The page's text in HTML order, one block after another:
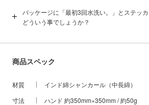
パッケージに「最初3回水洗い。」とステッ
どういう事でしょうか？
て、タオルを使い始める時には、最初３回水
ています。タオルは使い始め、水洗いすると
わけです。それを３回やると完璧。だから、
も最初１回でもいいですし、３回は柔軟剤を
んな風に捉えて貰ってもイイと思います。
商品スペック
材質
インド綿シャンカール（中長綿）
寸法
ハンド 約350mm×350mm / 約50g